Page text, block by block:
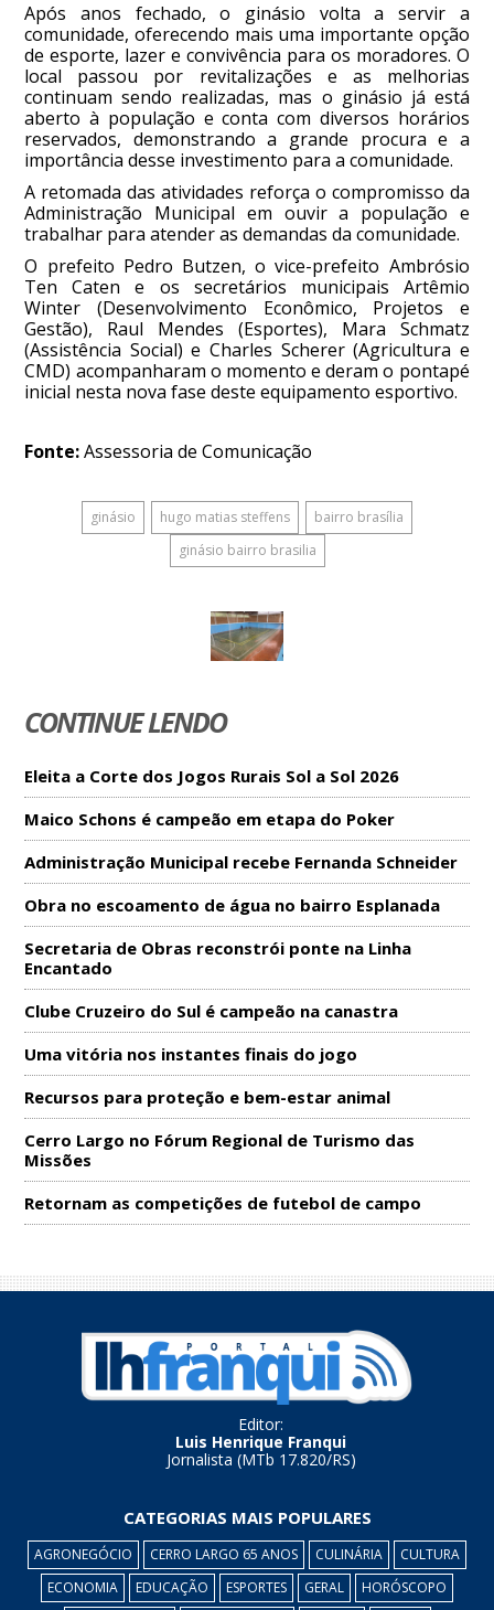
Após anos fechado, o ginásio volta a servir a
comunidade, oferecendo mais uma importante opção
de esporte, lazer e convivência para os moradores. O
local passou por revitalizações e as melhorias
continuam sendo realizadas, mas o ginásio já está
aberto à população e conta com diversos horários
reservados, demonstrando a grande procura e a
importância desse investimento para a comunidade.
A retomada das atividades reforça o compromisso da
Administração Municipal em ouvir a população e
trabalhar para atender as demandas da comunidade.
O prefeito Pedro Butzen, o vice-prefeito Ambrósio
Ten Caten e os secretários municipais Artêmio
Winter (Desenvolvimento Econômico, Projetos e
Gestão), Raul Mendes (Esportes), Mara Schmatz
(Assistência Social) e Charles Scherer (Agricultura e
CMD) acompanharam o momento e deram o pontapé
inicial nesta nova fase deste equipamento esportivo.
Fonte:Assessoria de Comunicação
ginásio hugo matias steffens
bairro brasília
ginásio bairro brasilia
CONTINUE LENDO
Eleita a Corte dos Jogos Rurais Sol a Sol 2026
Maico Schons é campeão em etapa do Poker
Administração Municipal recebe Fernanda Schneider
Obra no escoamento de água no bairro Esplanada
Secretaria de Obras reconstrói ponte na Linha
Encantado
Clube Cruzeiro do Sul é campeão na canastra
Uma vitória nos instantes finais do jogo
Recursos para proteção e bem-estar animal
Cerro Largo no Fórum Regional de Turismo das
Missões
Retornam as competições de futebol de campo
Editor:
Luis Henrique Franqui
Jornalista (MTb 17.820/RS)
CATEGORIAS MAIS POPULARES
AGRONEGÓCIO CERRO LARGO 65 ANOS CULINÁRIA
CULTURA
ECONOMIA
EDUCAÇÃO ESPORTES GERAL HORÓSCOPO